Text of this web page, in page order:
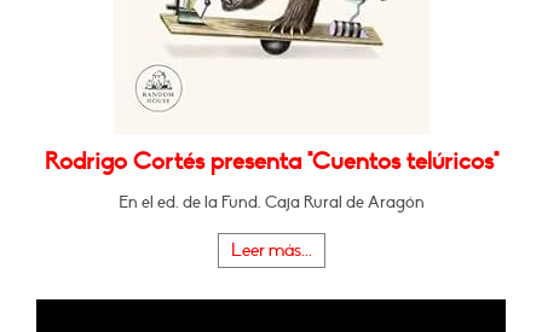
Rodrigo Cortés presenta "Cuentos telúricos"
En el ed. de la Fund. Caja Rural de Aragón
Leer más...